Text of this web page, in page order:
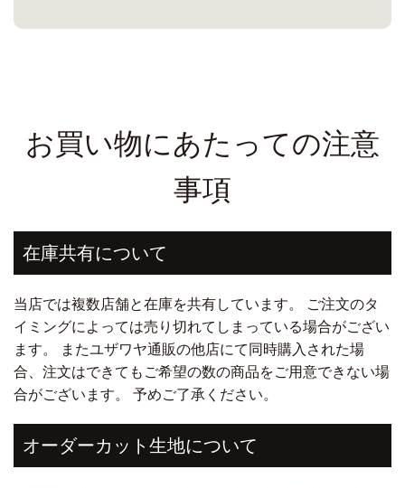
お買い物にあたっての注意
事項
在庫共有について
当店では複数店舗と在庫を共有しています。 ご注文のタ
イミングによっては売り切れてしまっている場合がござい
ます。 またユザワヤ通販の他店にて同時購入された場
合、注文はできてもご希望の数の商品をご用意できない場
合がございます。 予めご了承ください。
オーダーカット生地について